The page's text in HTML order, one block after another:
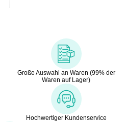
Große Auswahl an Waren (99% der
Waren auf Lager)
Hochwertiger Kundenservice